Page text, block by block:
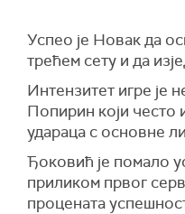
Успео је Новак да
трећем сету и да
Интензитет игре је
Попирин који често
удараца с основне
Ђоковић је помало
приликом првог
процената